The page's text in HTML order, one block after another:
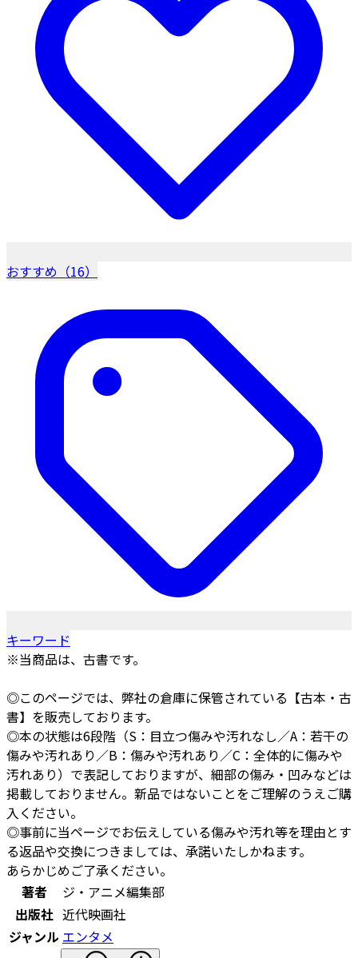
おすすめ（16）
キーワード
※当商品は、古書です。
◎このページでは、弊社の倉庫に保管されている【古本・古
書】を販売しております。
◎本の状態は6段階（S：目立つ傷みや汚れなし／A：若干の
傷みや汚れあり／B：傷みや汚れあり／C：全体的に傷みや
汚れあり）で表記しておりますが、細部の傷み・凹みなどは
掲載しておりません。新品ではないことをご理解のうえご購
入ください。
◎事前に当ページでお伝えしている傷みや汚れ等を理由とす
る返品や交換につきましては、承諾いたしかねます。
あらかじめご了承ください。
著者
ジ・アニメ編集部
出版社 近代映画社
ジャンル エンタメ